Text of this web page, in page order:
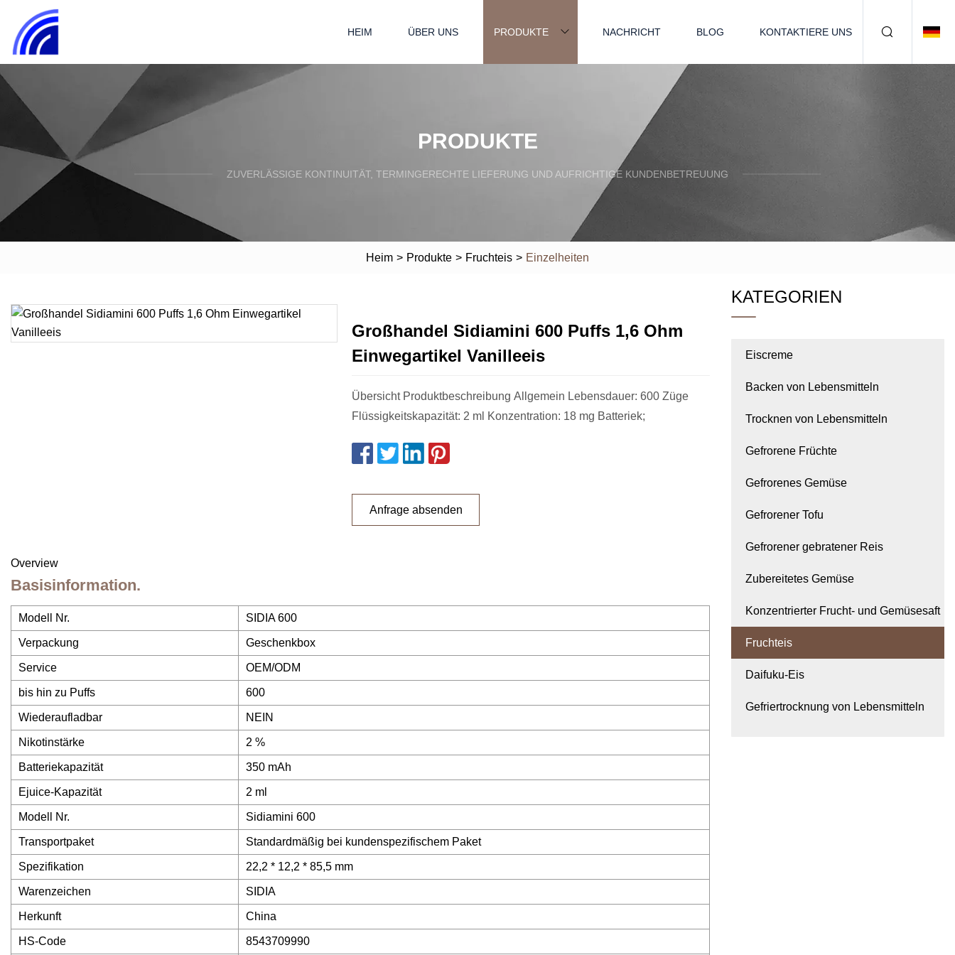
HEIM ÜBER UNS PRODUKTE NACHRICHT BLOG KONTAKTIERE UNS
PRODUKTE
ZUVERLÄSSIGE KONTINUITÄT, TERMINGERECHTE LIEFERUNG UND AUFRICHTIGE KUNDENBETREUUNG
Heim > Produkte > Fruchteis > Einzelheiten
Großhandel Sidiamini 600 Puffs 1,6 Ohm
Einwegartikel Vanilleeis
Übersicht Produktbeschreibung Allgemein Lebensdauer: 600 Züge
Flüssigkeitskapazität: 2 ml Konzentration: 18 mg Batteriek;
Anfrage absenden
Overview
Basisinformation.
Modell Nr. SIDIA 600
Verpackung Geschenkbox
Service OEM/ODM
bis hin zu Puffs 600
Wiederaufladbar NEIN
Nikotinstärke 2 %
Batteriekapazität 350 mAh
Ejuice-Kapazität 2 ml
Modell Nr. Sidiamini 600
Transportpaket Standardmäßig bei kundenspezifischem Paket
Spezifikation 22,2 * 12,2 * 85,5 mm
Warenzeichen SIDIA
Herkunft China
HS-Code 8543709990
KATEGORIEN
Eiscreme
Backen von Lebensmitteln
Trocknen von Lebensmitteln
Gefrorene Früchte
Gefrorenes Gemüse
Gefrorener Tofu
Gefrorener gebratener Reis
Zubereitetes Gemüse
Konzentrierter Frucht- und Gemüsesaft
Fruchteis
Daifuku-Eis
Gefriertrocknung von Lebensmitteln